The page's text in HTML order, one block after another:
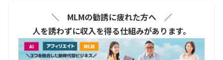
＼ MLMの勧誘に疲れた方へ ／
人を誘わずに収入を得る仕組みがあります。